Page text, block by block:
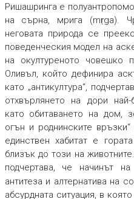
Ришашринга е
на сърна, мрига (mṛga).
неговата природа се
поведенческия модел на
на окултуреното човешко
Оливъл, който дефинира
като „антикултура“,
отхвърлянето на дори най-
като обитаването на дом,
огън и роднинските
единствен хабитат е
близък до този на
подчертава, че начинът
антитеза и алтернатива на
абсурдната ситуация, в